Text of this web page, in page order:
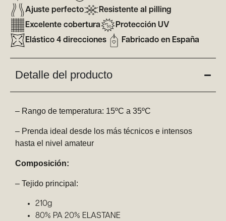
Ajuste perfecto
Resistente al pilling
Excelente cobertura
Protección UV
Elástico 4 direcciones
Fabricado en España
Detalle del producto
– Rango de temperatura: 15ºC a 35ºC
– Prenda ideal desde los más técnicos e intensos
hasta el nivel amateur
Composición:
– Tejido principal:
210g
80% PA 20% ELASTANE